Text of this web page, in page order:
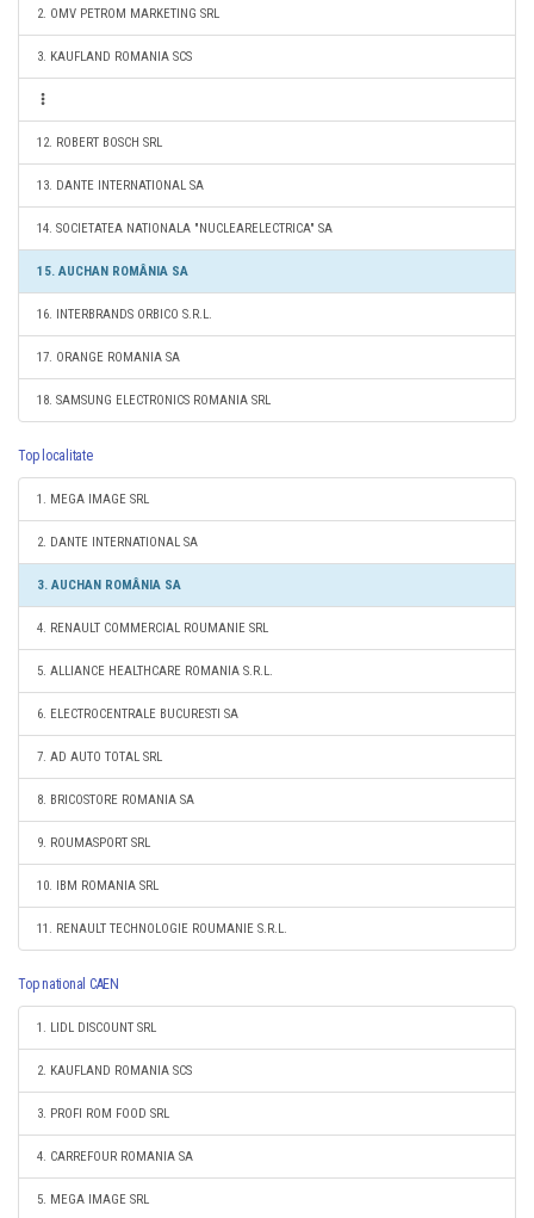
2. OMV PETROM MARKETING SRL
3. KAUFLAND ROMANIA SCS
12. ROBERT BOSCH SRL
13. DANTE INTERNATIONAL SA
14. SOCIETATEA NATIONALA "NUCLEARELECTRICA" SA
15. AUCHAN ROMÂNIA SA
16. INTERBRANDS ORBICO S.R.L.
17. ORANGE ROMANIA SA
18. SAMSUNG ELECTRONICS ROMANIA SRL
Top localitate
1. MEGA IMAGE SRL
2. DANTE INTERNATIONAL SA
3. AUCHAN ROMÂNIA SA
4. RENAULT COMMERCIAL ROUMANIE SRL
5. ALLIANCE HEALTHCARE ROMANIA S.R.L.
6. ELECTROCENTRALE BUCURESTI SA
7. AD AUTO TOTAL SRL
8. BRICOSTORE ROMANIA SA
9. ROUMASPORT SRL
10. IBM ROMANIA SRL
11. RENAULT TECHNOLOGIE ROUMANIE S.R.L.
Top national CAEN
1. LIDL DISCOUNT SRL
2. KAUFLAND ROMANIA SCS
3. PROFI ROM FOOD SRL
4. CARREFOUR ROMANIA SA
5. MEGA IMAGE SRL